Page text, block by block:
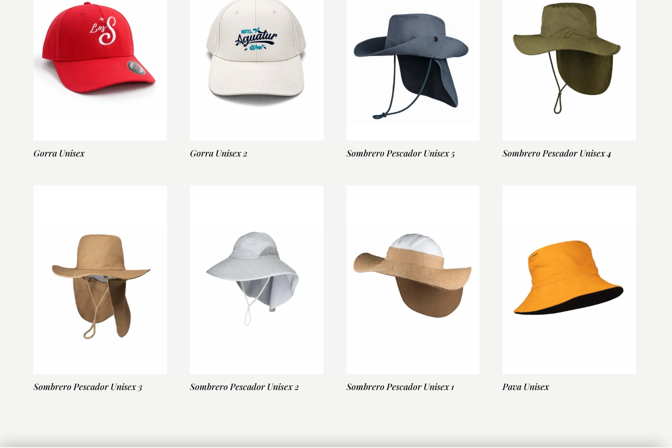
Gorra Unisex Gorra Unisex 2 Sombrero Pescador Unisex 5 Sombrero Pescador Unisex 4
Sombrero Pescador Unisex 3 Sombrero Pescador Unisex 2 Sombrero Pescador Unisex 1 Pava Unisex